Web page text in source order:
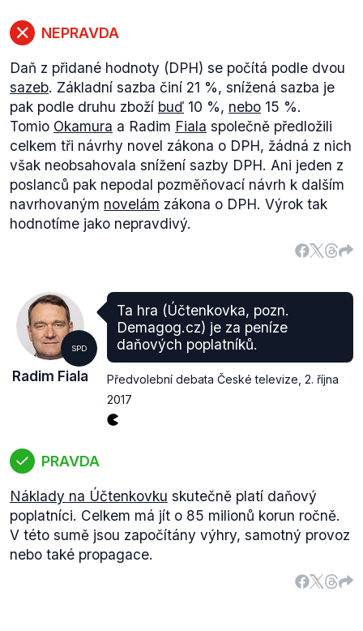
vyšší zastoupení na předsednických pozicích a
navíc pozici místopředsedy sněmovny.
Výrok je hodnocen jako zavádějící vzhledem k
tomu, že výsledkem hlasování SPD (ale i ANO a
NEPRAVDA
Daň z přidané hodnoty (DPH) se počítá podle dvou
sazeb. Základní sazba činí 21 %, snížená sazba je
pak podle druhu zboží buď 10 %, nebo 15 %.
Tomio Okamura a Radim Fiala společně předložili
celkem tři návrhy novel zákona o DPH, žádná z nich
však neobsahovala snížení sazby DPH. Ani jeden z
poslanců pak nepodal pozměňovací návrh k dalším
navrhovaným novelám zákona o DPH. Výrok tak
hodnotíme jako nepravdivý.
SPD
Radim Fiala
Ta hra (Účtenkovka, pozn.
Demagog.cz) je za peníze
daňových poplatníků.
Předvolební debata České televize 2. října
2017
PRAVDA
Náklady na Účtenkovku skutečně platí daňový
poplatníci. Celkem má jít o 85 milionů korun ročně.
V této sumě jsou započítány výhry, samotný provoz
nebo také propagace.